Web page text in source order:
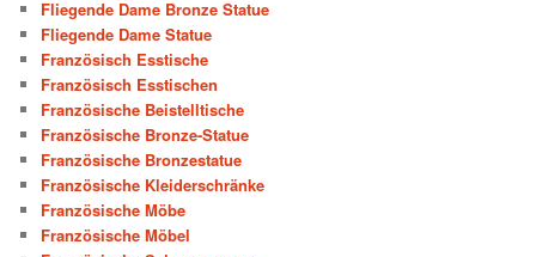
Fliegende Dame Bronze Statue
Fliegende Dame Statue
Französisch Esstische
Französisch Esstischen
Französische Beistelltische
Französische Bronze-Statue
Französische Bronzestatue
Französische Kleiderschränke
Französische Möbe
Französische Möbel